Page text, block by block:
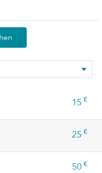
15 €
25 €
50 €